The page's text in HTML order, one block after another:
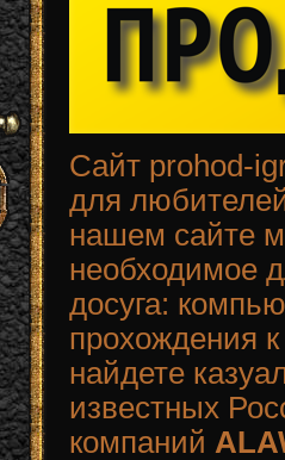
Сайт prohod-
для
нашем сайте
необходимое
досуга:
прохождения
найдете
известных
компаний